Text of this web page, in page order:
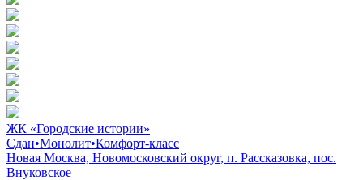
ЖК «Городские истории»
Сдан•Монолит•Комфорт-класс
Новая Москва, Новомосковский округ, п. Рассказовка, пос.
Внуковское